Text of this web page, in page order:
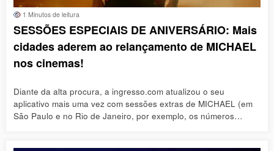
1 Minutos de leitura
SESSÕES ESPECIAIS DE ANIVERSÁRIO: Mais
cidades aderem ao relançamento de MICHAEL
nos cinemas!
Diante da alta procura, a ingresso.com atualizou o seu
aplicativo mais uma vez com sessões extras de MICHAEL (em
São Paulo e no Rio de Janeiro, por exemplo, os números…